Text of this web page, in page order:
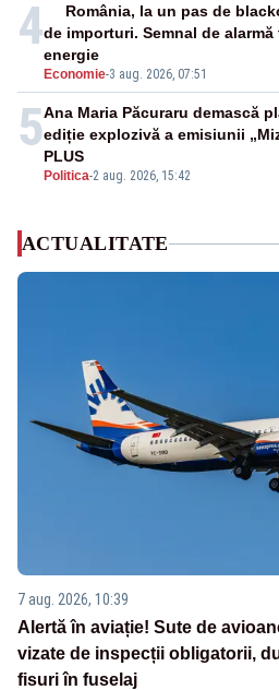
4
Economie-3 aug. 2026, 07:51
România, la un pas de
de importuri. Semnal de
energie
5
Politica-2 aug. 2026, 15:42
Ana Maria Păcuraru demască
ediție explozivă a emisiunii
PLUS
ACTUALITATE
7 aug. 2026, 10:39
Alertă în aviație! Sute de
vizate de inspecții obligatorii,
fisuri în fuselaj